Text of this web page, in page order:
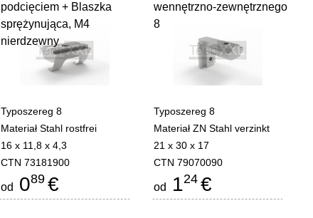
podcięciem + Blaszka
sprężynująca, M4
nierdzewny
Typoszereg 8
Materiał Stahl rostfrei
16 x 11,8 x 4,3
CTN 73181900
od 089 €
wennętrzno-zewnętrznego
8
Typoszereg 8
Materiał ZN Stahl verzinkt
21 x 30 x 17
CTN 79070090
od 124 €